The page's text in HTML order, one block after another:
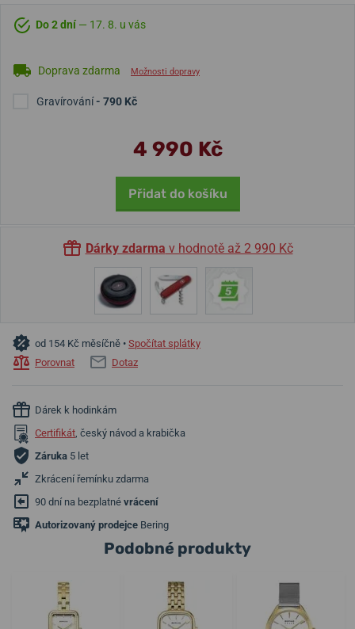
Do 2 dní — 17. 8. u vás
Doprava zdarma Možnosti dopravy
Gravírování- 790 Kč
4 990 Kč
Přidat do košíku
Dárky zdarma v hodnotě až 2 990 Kč
od 154 Kč měsíčně • Spočítat splátky
Porovnat
Dotaz
Dárek k hodinkám
Certifikát, český návod a krabička
Záruka 5 let
Zkrácení řemínku zdarma
90 dní na bezplatné vrácení
Autorizovaný prodejce Bering
Podobné produkty